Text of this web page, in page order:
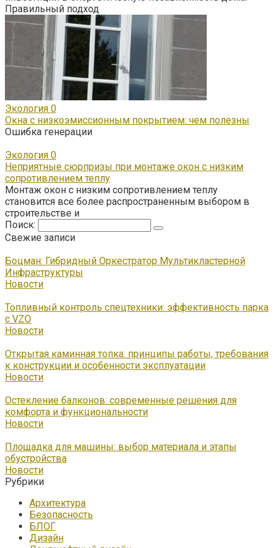
Правильный подход
Экология 0
Окна с низкоэмиссионным покрытием: чем полезны
Ошибка генерации
Экология 0
Неприятные сюрпризы при монтаже окон с низким
сопротивлением теплу
Монтаж окон с низким сопротивлением теплу
становится все более распространенным выбором в
строительстве и
Поиск:
Свежие записи
Боцман: Гибридный Оркестратор Мультикластерной
Инфраструктуры
Новости
Топливный контроль спецтехники: эффективность парка
с VZO
Новости
Открытая каминная топка: принципы работы, требования
к конструкции и особенности эксплуатации
Новости
Остекление балконов: современные решения для
комфорта и функциональности
Новости
Площадка для машины: выбор материала и этапы
обустройства
Новости
Рубрики
Архитектура
Безопасность
БЛОГ
Дизайн